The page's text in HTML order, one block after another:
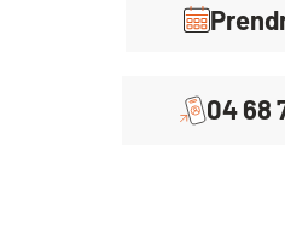
04 68